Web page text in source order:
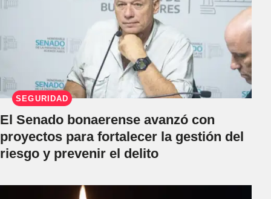
SEGURIDAD
El Senado bonaerense avanzó con
proyectos para fortalecer la gestión del
riesgo y prevenir el delito